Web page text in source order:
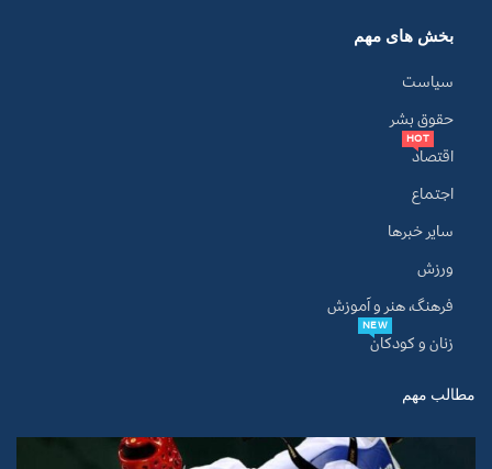
بخش های مهم
سیاست
حقوق بشر
اقتصاد
HOT
اجتماع
سایر خبرها
ورزش
فرهنگ، هنر و آموزش
زنان و کودکان
NEW
مطالب مهم